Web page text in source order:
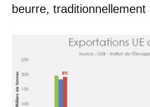
beurre, traditionnellement